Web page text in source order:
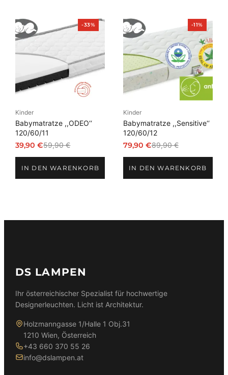
-33%Produkt
im
Kinder
Babymatratze ,,ODEO‘‘
120/60/11
59,90€
Ursprünglicher
war:
39,90€
Aktueller
ist:IN DEN WARENKORB
-11%Produkt
im
Angebot
Kinder
Babymatratze ,,Sensitive‘‘
120/60/12
89,90€
Ursprünglicher
war:
79,90 €
Aktueller
ist:IN DEN WARENKORB
DS LAMPEN
Ihr österreichischer Spezialist für hochwertige
Designerleuchten. Licht ist Architektur.
Holzmanngasse 1/Halle 1 Obj.31
1210 Wien, Österreich
+43 660 370 55 26
info@dslampen.at